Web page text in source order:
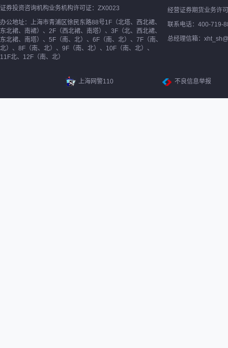
证券投资咨询机构业务机构许可证：ZX0023
办公地址：上海市青浦区徐民东路88号1F（北塔、西北裙、
东北裙、南裙）、2F（西北裙、南塔）、3F（北、西北裙、
东北裙、南塔）、5F（南、北）、6F（南、北）、7F（南、
北）、8F（南、北）、9F（南、北）、10F（南、北）、
11F北、12F（南、北）
经营证券期货业务许
联系电话：400-719-
总经理信箱：
上海网警110 不良信息举报